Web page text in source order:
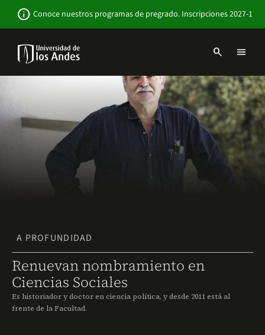
contenido
info Conoce nuestros programas de pregrado. Inscripciones 2027-1
Navbar
Institucional
search menu
A PROFUNDIDAD
Renuevan nombramiento en
Ciencias Sociales
Es historiador y doctor en ciencia política, y desde 2011 está al
frente de la Facultad.